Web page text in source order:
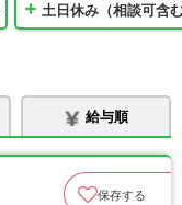
土日休み（相談可含
給与順
保存する